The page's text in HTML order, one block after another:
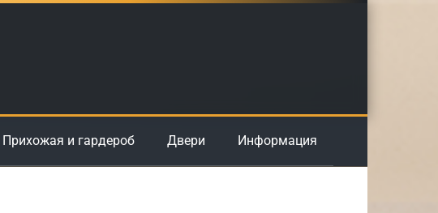
Прихожая и гардероб Двери Информация